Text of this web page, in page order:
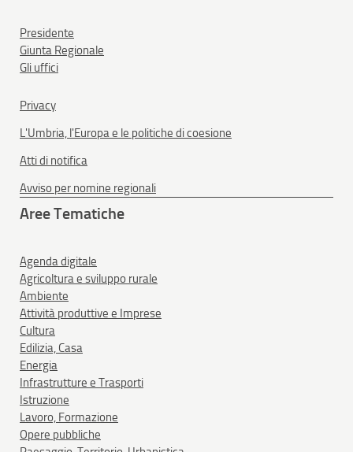
Presidente
Giunta Regionale
Gli uffici
Privacy
L'Umbria, l'Europa e le politiche di coesione
Atti di notifica
Avviso per nomine regionali
Aree Tematiche
Agenda digitale
Agricoltura e sviluppo rurale
Ambiente
Attività produttive e Imprese
Cultura
Edilizia, Casa
Energia
Infrastrutture e Trasporti
Istruzione
Lavoro, Formazione
Opere pubbliche